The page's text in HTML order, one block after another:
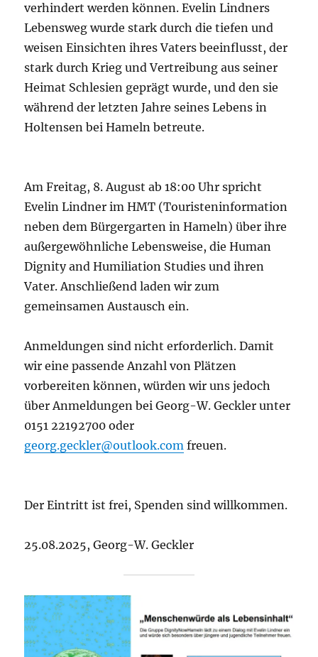
verhindert werden können. Evelin Lindners
Lebensweg wurde stark durch die tiefen und
weisen Einsichten ihres Vaters beeinflusst, der
stark durch Krieg und Vertreibung aus seiner
Heimat Schlesien geprägt wurde, und den sie
während der letzten Jahre seines Lebens in
Holtensen bei Hameln betreute.
Am Freitag, 8. August ab 18:00 Uhr spricht
Evelin Lindner im HMT (Touristeninformation
neben dem Bürgergarten in Hameln) über ihre
außergewöhnliche Lebensweise, die Human
Dignity and Humiliation Studies und ihren
Vater. Anschließend laden wir zum
gemeinsamen Austausch ein.
Anmeldungen sind nicht erforderlich. Damit
wir eine passende Anzahl von Plätzen
vorbereiten können, würden wir uns jedoch
über Anmeldungen bei Georg-W. Geckler unter
0151 22192700 oder
georg.geckler@outlook.com freuen.
Der Eintritt ist frei, Spenden sind willkommen.
25.08.2025, Georg-W. Geckler